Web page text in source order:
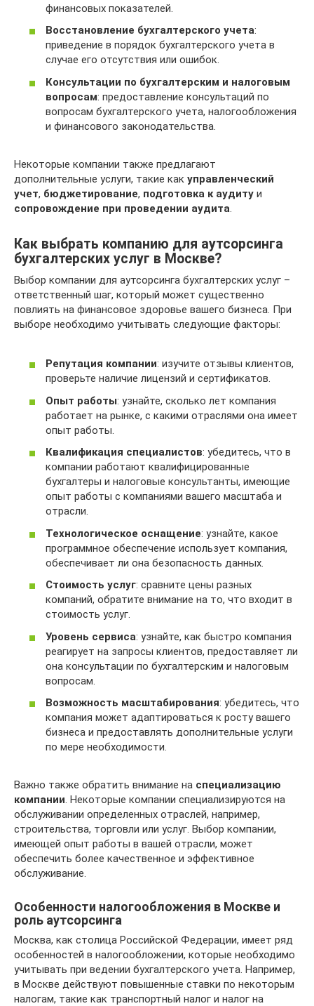
финансовых показателей.
Восстановление бухгалтерского учета:
приведение в порядок бухгалтерского учета в
случае его отсутствия или ошибок.
Консультации по бухгалтерским и налоговым
вопросам: предоставление консультаций по
вопросам бухгалтерского учета, налогообложения
и финансового законодательства.
Некоторые компании также предлагают
дополнительные услуги, такие как управленческий
учет, бюджетирование, подготовка к аудиту и
сопровождение при проведении аудита
Как выбрать компанию для аутсорсинга
бухгалтерских услуг в Москве?
Выбор компании для аутсорсинга бухгалтерских услуг –
ответственный шаг, который может существенно
повлиять на финансовое здоровье вашего бизнеса. При
выборе необходимо учитывать следующие факторы:
Репутация компании: изучите отзывы клиентов,
проверьте наличие лицензий и сертификатов.
Опыт работы: узнайте, сколько лет компания
работает на рынке, с какими отраслями она имеет
опыт работы.
Квалификация специалистов: убедитесь, что в
компании работают квалифицированные
бухгалтеры и налоговые консультанты, имеющие
опыт работы с компаниями вашего масштаба и
отрасли.
Технологическое оснащение: узнайте, какое
программное обеспечение использует компания,
обеспечивает ли она безопасность данных.
Стоимость услуг: сравните цены разных
компаний, обратите внимание на то, что входит в
стоимость услуг.
Уровень сервиса: узнайте, как быстро компания
реагирует на запросы клиентов, предоставляет ли
она консультации по бухгалтерским и налоговым
вопросам.
Возможность масштабирования: убедитесь, что
компания может адаптироваться к росту вашего
бизнеса и предоставлять дополнительные услуги
по мере необходимости.
Важно также обратить внимание на специализацию
компании. Некоторые компании специализируются на
обслуживании определенных отраслей, например,
строительства, торговли или услуг. Выбор компании,
имеющей опыт работы в вашей отрасли, может
обеспечить более качественное и эффективное
обслуживание.
Особенности налогообложения в Москве и
роль аутсорсинга
Москва, как столица Российской Федерации, имеет ряд
особенностей в налогообложении, которые необходимо
учитывать при ведении бухгалтерского учета. Например,
в Москве действуют повышенные ставки по некоторым
налогам, такие как транспортный налог и налог на